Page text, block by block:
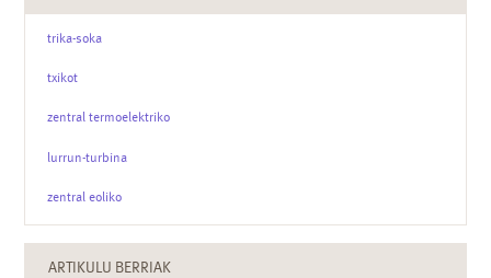
trika-soka
txikot
zentral termoelektriko
lurrun-turbina
zentral eoliko
ARTIKULU BERRIAK